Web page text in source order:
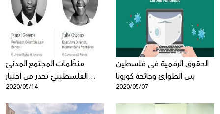
منظّمات المجتمع المدنيّ
الفلسطينيّ تحذر من اختيار
إيمي بالمور، المديرة العامّة
السابقة لوزارة القضاء
2020/05/14
الحقوق الرقمية في فلسطين
بين الطوارئ وجائحة كورونا
2020/05/07